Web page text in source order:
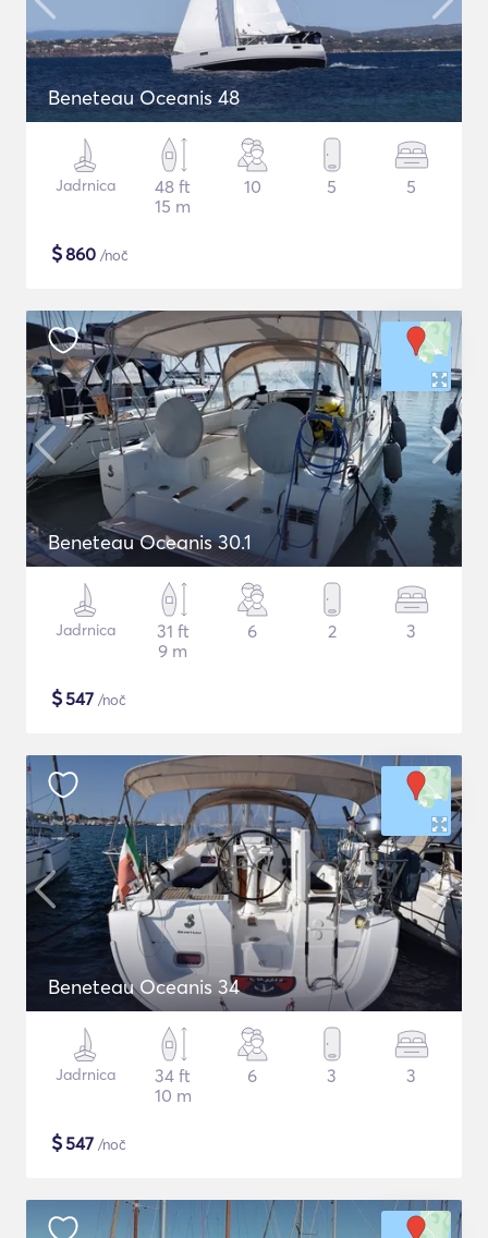
Beneteau Oceanis 48
Jadrnica
48 ft
15 m
10 5 5
$860 /noč
Beneteau Oceanis 30.1
Jadrnica
31 ft
9 m
6 2 3
$547 /noč
Beneteau Oceanis 34
Jadrnica
34 ft
10 m
6 3 3
$547 /noč